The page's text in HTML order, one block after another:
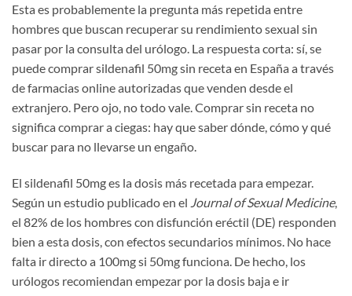
Esta es probablemente la pregunta más repetida entre
hombres que buscan recuperar su rendimiento sexual sin
pasar por la consulta del urólogo. La respuesta corta: sí, se
puede comprar sildenafil 50mg sin receta en España a través
de farmacias online autorizadas que venden desde el
extranjero. Pero ojo, no todo vale. Comprar sin receta no
significa comprar a ciegas: hay que saber dónde, cómo y qué
buscar para no llevarse un engaño.
El sildenafil 50mg es la dosis más recetada para empezar.
Según un estudio publicado en el Journal of Sexual Medicine,
el 82% de los hombres con disfunción eréctil (DE) responden
bien a esta dosis, con efectos secundarios mínimos. No hace
falta ir directo a 100mg si 50mg funciona. De hecho, los
urólogos recomiendan empezar por la dosis baja e ir